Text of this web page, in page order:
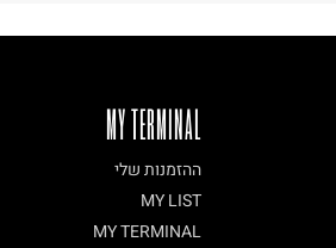
MY TERMINAL
ההזמנות שלי
MY LIST
MY TERMINAL